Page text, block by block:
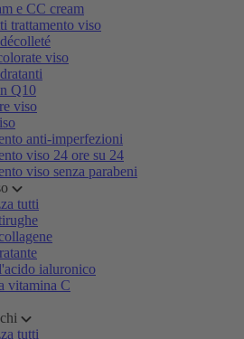
e CC cream
trattamento viso
viso
Q10
viso
anti-imperfezioni
viso 24 ore su 24
viso senza parabeni
tutti
ialuronico
vitamina C
tutti